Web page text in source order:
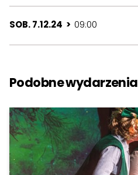
SOB. 7.12.24 > 09:00
Podobne wydarzenia